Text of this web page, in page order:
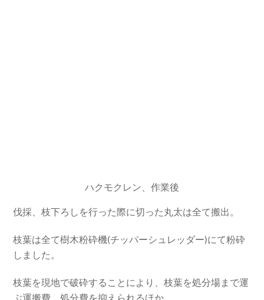
ハクモクレン、作業後
伐採、枝下ろしを行った際に切った丸太は全て搬出。
枝葉は全て樹木粉砕機(チッパーシュレッダー)にて粉砕
しました。
枝葉を現地で破砕することにより、枝葉を処分場まで運
ぶ運搬費、処分費を抑えられるほか